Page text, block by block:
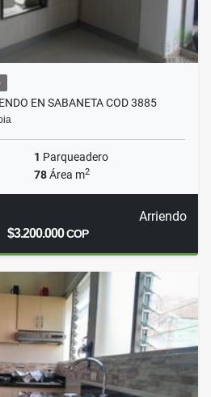
EN SABANETA COD 3885
1 Parqueadero
78Área m2
Arriendo
$3.200.000COP